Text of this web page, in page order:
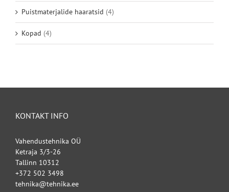
Puistmaterjalide haaratsid (4)
Kopad (4)
KONTAKT INFO
Vahendustehnika OÜ
Ketraja 3/3-26
Tallinn 10312
+372 502 3498
tehnika@tehnika.ee